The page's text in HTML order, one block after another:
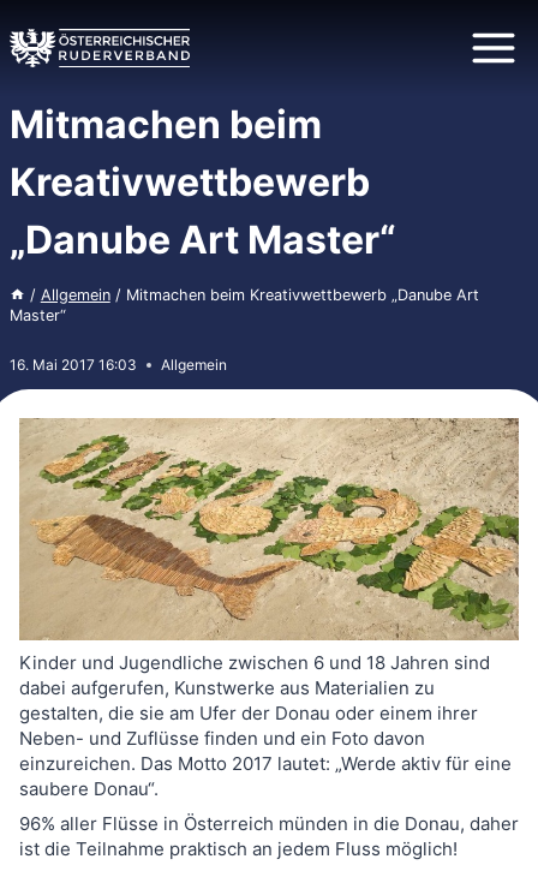
Inhalt
springen
Mitmachen beim
Kreativwettbewerb
„Danube Art Master“
/ Allgemein / Mitmachen beim Kreativwettbewerb „Danube Art
Master“
16. Mai 2017 16:03 Allgemein
Kinder und Jugendliche zwischen 6 und 18 Jahren sind
dabei aufgerufen, Kunstwerke aus Materialien zu
gestalten, die sie am Ufer der Donau oder einem ihrer
Neben- und Zuflüsse finden und ein Foto davon
einzureichen. Das Motto 2017 lautet: „Werde aktiv für eine
saubere Donau“.
96% aller Flüsse in Österreich münden in die Donau, daher
ist die Teilnahme praktisch an jedem Fluss möglich!